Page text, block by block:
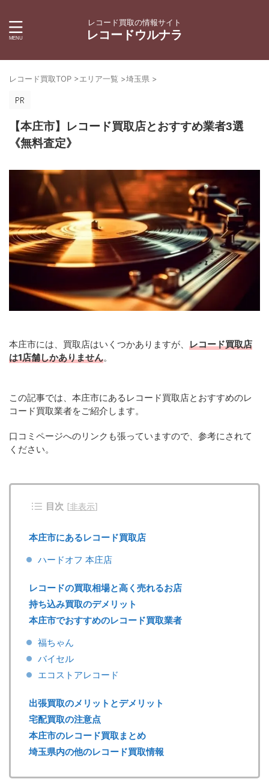
レコード買取の情報サイト
レコードウルナラ
レコード買取TOP >エリア一覧 >埼玉県 >
【本庄市】レコード買取店とおすすめ業者3選
《無料査定》
本庄市には、買取店はいくつかありますが、 レコード買取店
は1店舗しかありません。
この記事では、本庄市にあるレコード買取店とおすすめのレ
コード買取業者をご紹介します。
口コミページへのリンクも張っていますので、参考にされて
ください。
目次 [非表示]
本庄市にあるレコード買取店
ハードオフ 本庄店
レコードの買取相場と高く売れるお店
持ち込み買取のデメリット
本庄市でおすすめのレコード買取業者
福ちゃん
バイセル
エコストアレコード
出張買取のメリットとデメリット
宅配買取の注意点
本庄市のレコード買取まとめ
埼玉県内の他のレコード買取情報